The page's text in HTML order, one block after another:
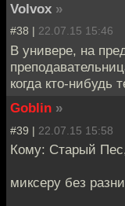
Volvox »
#38 | 22.07.15 15:46
В универе, на
когда кто-нибудь
Goblin »
#39 | 22.07.15 15:58
Кому: Старый
миксеру без